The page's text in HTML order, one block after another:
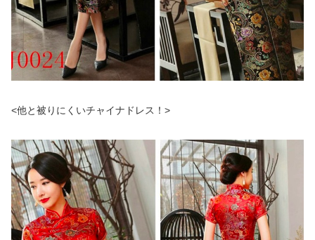
<他と被りにくいチャイナドレス！>